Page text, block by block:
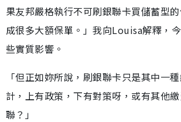
果友邦嚴格執行不可刷銀聯卡買儲蓄型
成很多大額保單。」我向Louisa解釋，
些實質影響。
「但正如妳所說，刷銀聯卡只是其中一
計，上有政策，下有對策呀，或有其他
聯？」